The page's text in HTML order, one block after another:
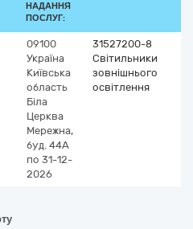
НАДАННЯ
ПОСЛУГ:
09100
Україна
Київська
область
Біла
Церква
Мережна,
буд. 44А
по 31-12-
2026
31527200-8
Світильники
зовнішнього
освітлення